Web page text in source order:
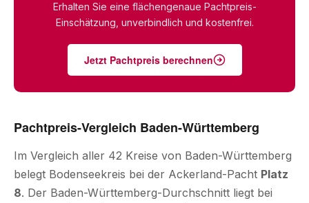
Erhalten Sie eine flächengenaue Pachtpreis-
Einschätzung, unverbindlich und kostenfrei.
Jetzt Pachtpreis berechnen
Pachtpreis-Vergleich Baden-Württemberg
Im Vergleich aller 42 Kreise von Baden-Württemberg
belegt Bodenseekreis bei der Ackerland-Pacht Platz
8. Der Baden-Württemberg-Durchschnitt liegt bei